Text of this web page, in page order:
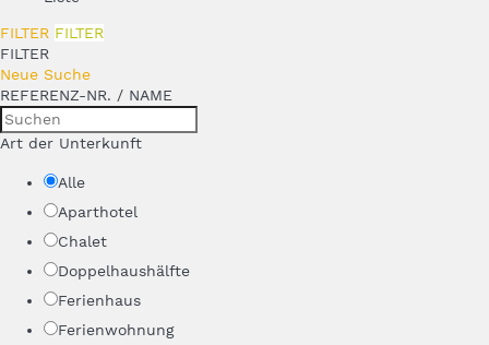
FILTER FILTER
FILTER
Neue Suche
REFERENZ-NR. / NAME
Art der Unterkunft
Alle
Aparthotel
Chalet
Doppelhaushälfte
Ferienhaus
Ferienwohnung